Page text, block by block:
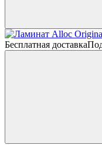
Бесплатная доставка